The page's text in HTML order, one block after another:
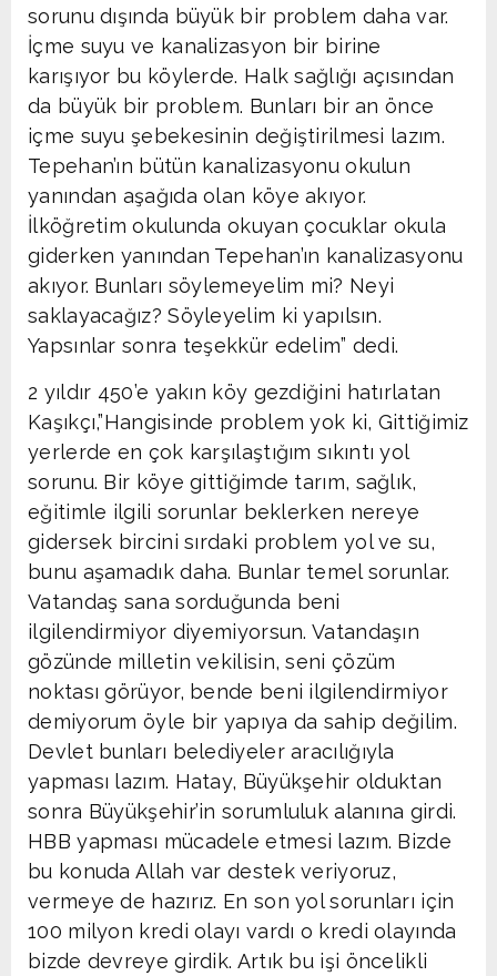
sorunu dışında büyük bir problem daha var.
İçme suyu ve kanalizasyon bir birine
karışıyor bu köylerde. Halk sağlığı açısından
da büyük bir problem. Bunları bir an önce
içme suyu şebekesinin değiştirilmesi lazım.
Tepehan’ın bütün kanalizasyonu okulun
yanından aşağıda olan köye akıyor.
İlköğretim okulunda okuyan çocuklar okula
giderken yanından Tepehan’ın kanalizasyonu
akıyor. Bunları söylemeyelim mi? Neyi
saklayacağız? Söyleyelim ki yapılsın.
Yapsınlar sonra teşekkür edelim” dedi.
2 yıldır 450’e yakın köy gezdiğini hatırlatan
Kaşıkçı,”Hangisinde problem yok ki, Gittiğimiz
yerlerde en çok karşılaştığım sıkıntı yol
sorunu. Bir köye gittiğimde tarım, sağlık,
eğitimle ilgili sorunlar beklerken nereye
gidersek bircini sırdaki problem yol ve su,
bunu aşamadık daha. Bunlar temel sorunlar.
Vatandaş sana sorduğunda beni
ilgilendirmiyor diyemiyorsun. Vatandaşın
gözünde milletin vekilisin, seni çözüm
noktası görüyor, bende beni ilgilendirmiyor
demiyorum öyle bir yapıya da sahip değilim.
Devlet bunları belediyeler aracılığıyla
yapması lazım. Hatay, Büyükşehir olduktan
sonra Büyükşehir’in sorumluluk alanına girdi.
HBB yapması mücadele etmesi lazım. Bizde
bu konuda Allah var destek veriyoruz,
vermeye de hazırız. En son yol sorunları için
100 milyon kredi olayı vardı o kredi olayında
bizde devreye girdik. Artık bu işi öncelikli